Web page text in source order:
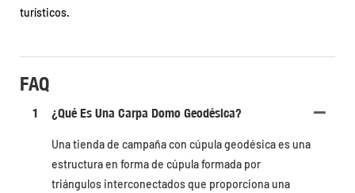
turísticos.
FAQ
1 ¿Qué Es Una Carpa Domo Geodésica?
Una tienda de campaña con cúpula geodésica es una
estructura en forma de cúpula formada por
triángulos interconectados que proporciona una